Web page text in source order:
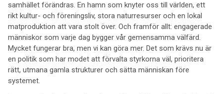
samhället förändras. En hamn som knyter oss till världen, ett
rikt kultur- och föreningsliv, stora naturresurser och en lokal
matproduktion att vara stolt över. Och framför allt: engagerade
människor som varje dag bygger vår gemensamma välfärd.
Mycket fungerar bra, men vi kan göra mer. Det som krävs nu är
en politik som har modet att förvalta styrkorna väl, prioritera
rätt, utmana gamla strukturer och sätta människan före
systemet.